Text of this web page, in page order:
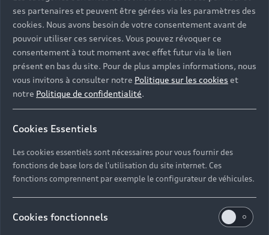
ses partenaires et peuvent être gérées via les paramètres des
cookies. Nous avons besoin de votre consentement avant de
pouvoir utiliser ces services. Vous pouvez révoquer ce
consentement à tout moment avec effet futur via le lien
présent en bas du site. Pour de plus amples informations, nous
vous invitons à consulter notre Politique sur les cookies et
notre Politique de confidentialité.
Cookies Essentiels
Les cookies essentiels sont nécessaires pour vous fournir des
fonctions de base lors de l'utilisation du site internet. Ces
fonctions comprennent par exemple le configurateur de véhicules.
Cookies fonctionnels